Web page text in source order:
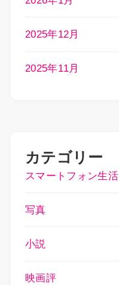
2025年12月
2025年11月
カテゴリー
スマートフォン生活
写真
小説
映画評